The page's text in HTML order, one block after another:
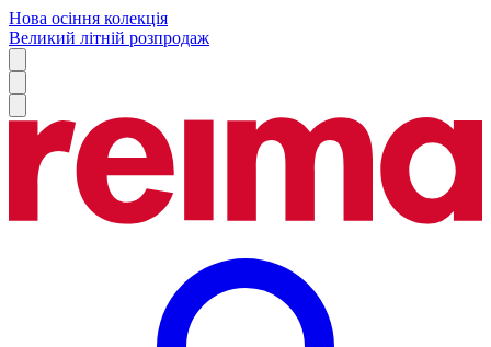
Нова осіння колекція
Великий літній розпродаж